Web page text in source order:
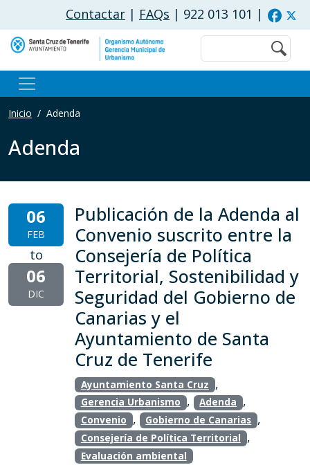
Pasar al contenido principal
Contactar | FAQs | 922 013 101 |
Buscar
Inicio Adenda
Adenda
06
FEB
to
06
DIC
Publicación de la Adenda al
Convenio suscrito entre la
Consejería de Política
Territorial, Sostenibilidad y
Seguridad del Gobierno de
Canarias y el
Ayuntamiento de Santa
Cruz de Tenerife
Ayuntamiento Santa Cruz ,
Gerencia Urbanismo , Adenda ,
Convenio , Gobierno de Canarias ,
Consejería de Política Territorial ,
Evaluación ambiental